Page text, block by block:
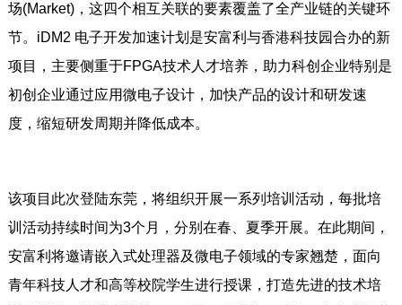
场(Market)，这四个相互关联的要素覆盖了全产业链的关键环
节。iDM2 电子开发加速计划是安富利与香港科技园合办的新
项目，主要侧重于FPGA技术人才培养，助力科创企业特别是
初创企业通过应用微电子设计，加快产品的设计和研发速
度，缩短研发周期并降低成本。
该项目此次登陆东莞，将组织开展一系列培训活动，每批培
训活动持续时间为3个月，分别在春、夏季开展。在此期间，
安富利将邀请嵌入式处理器及微电子领域的专家翘楚，面向
青年科技人才和高等校院学生进行授课，打造先进的技术培